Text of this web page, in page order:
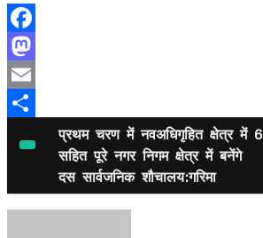
Facebook
Mastodon
Email
प्रथम चरण में नवअधिगृहित क्षेत्र में 6
सहित पूरे नगर निगम क्षेत्र में बनेंगे
दस सार्वजनिक शौचालय:गरिमा